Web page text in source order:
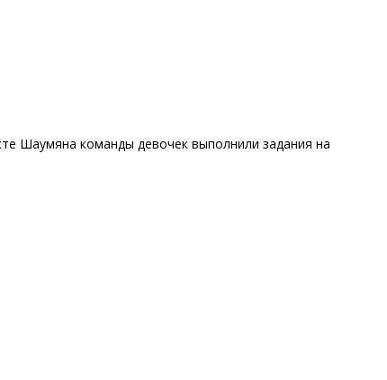
Шаумяна команды девочек выполнили задания на